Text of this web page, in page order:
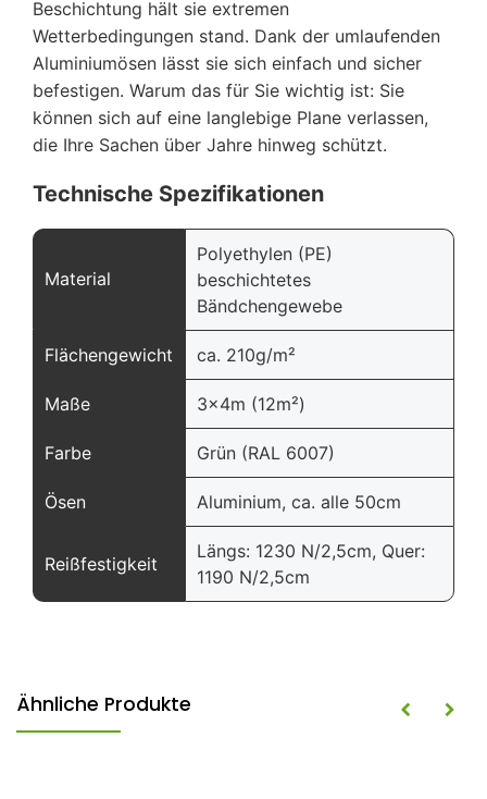
Beschichtung hält sie extremen
Wetterbedingungen stand. Dank der umlaufenden
Aluminiumösen lässt sie sich einfach und sicher
befestigen. Warum das für Sie wichtig ist: Sie
können sich auf eine langlebige Plane verlassen,
die Ihre Sachen über Jahre hinweg schützt.
Technische Spezifikationen
Material
Polyethylen (PE)
beschichtetes
Bändchengewebe
Flächengewicht ca. 210g/m²
Maße 3x4m (12m²)
Farbe Grün (RAL 6007)
Ösen Aluminium, ca. alle 50cm
Reißfestigkeit
Längs: 1230 N/2,5cm, Quer:
1190 N/2,5cm
Ähnliche Produkte